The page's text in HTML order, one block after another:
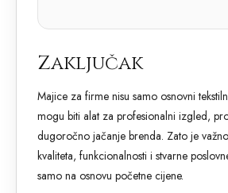
Zaključak
Majice za firme nisu samo osnovni
mogu biti alat za profesionalni izgled,
dugoročno jačanje brenda. Zato je
kvaliteta, funkcionalnosti i stvarne
samo na osnovu početne cijene.